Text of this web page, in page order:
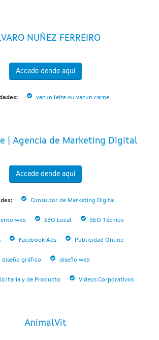
NUÑEZ FERREIRO
Accede dende aquí
vacun leite ou vacun carne
| Agencia de Marketing Digital
Accede dende aquí
Consultor de Marketing Digital
web SEO Local SEO Técnico
Facebook Ads Publicidad Online
diseño gráfico diseño web
y de Producto Vídeos Corporativos
AnimalVit